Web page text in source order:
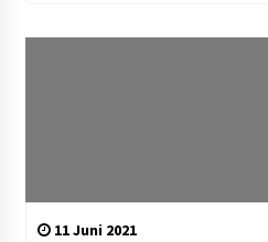
11 Juni 2021